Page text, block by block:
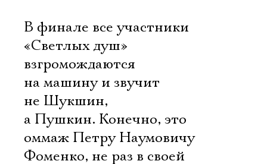
В финале все участники
«Светлых душ»
взгромождаются
на машину и звучит
не Шукшин,
а Пушкин. Конечно, это
оммаж Петру Наумовичу
Фоменко, не раз в своей